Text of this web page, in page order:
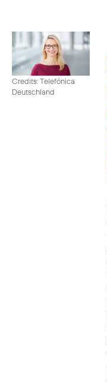
Credits: Telefónica
Deutschland